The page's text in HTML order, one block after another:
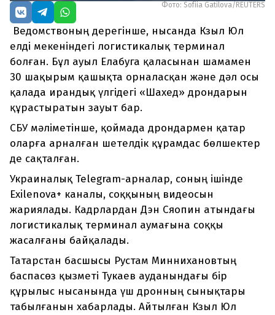
Фото: Sofiia Gatilova/REUTERS
Ведомствоның дерегінше, нысанда Кзыл Юл
елді мекеніндегі логистикалық терминал
болған. Бұл ауыл Елабуга қаласынан шамамен
30 шақырым қашықта орналасқан және дәл осы
қалада ирандық үлгідегі «Шахед» дрондарын
құрастыратын зауыт бар.
СБУ мәліметінше, қоймада дрондармен қатар
оларға арналған шетелдік құрамдас бөлшектер
де сақталған.
Украиналық Telegram-арналар, соның ішінде
Exilenova+ каналы, соққының видеосын
жариялады. Кадрлардан Дэн Сяопин атындағы
логистикалық терминал аумағына соққы
жасалғаны байқалады.
Татарстан басшысы Рустам Миннихановтың
баспасөз қызметі Тукаев ауданындағы бір
құрылыс нысанында үш дронның сынықтары
табылғанын хабарлады. Айтылған Кзыл Юл